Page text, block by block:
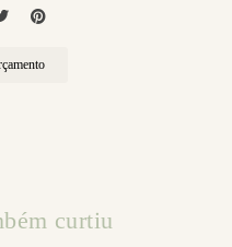
curtiu